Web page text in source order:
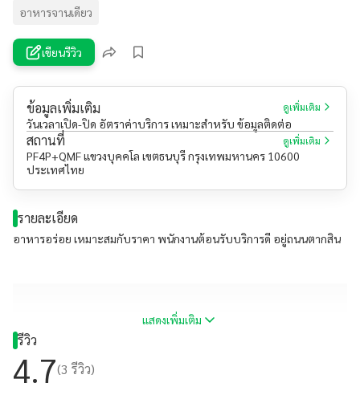
อาหารจานเดียว
เขียนรีวิว
ข้อมูลเพิ่มเติม ดูเพิ่มเติม
วันเวลาเปิด-ปิด อัตราค่าบริการ เหมาะสำหรับ ข้อมูลติดต่อ
สถานที่ ดูเพิ่มเติม
PF4P+QMF แขวงบุคคโล เขตธนบุรี กรุงเทพมหานคร 10600
ประเทศไทย
รายละเอียด
อาหารอร่อย เหมาะสมกับราคา พนักงานต้อนรับบริการดี อยู่ถนนตากสิน
แสดงเพิ่มเติม
รีวิว
4.7(3 รีวิว)